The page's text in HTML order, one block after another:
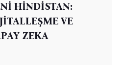
HİNDİSTAN:
VE
ZEKA